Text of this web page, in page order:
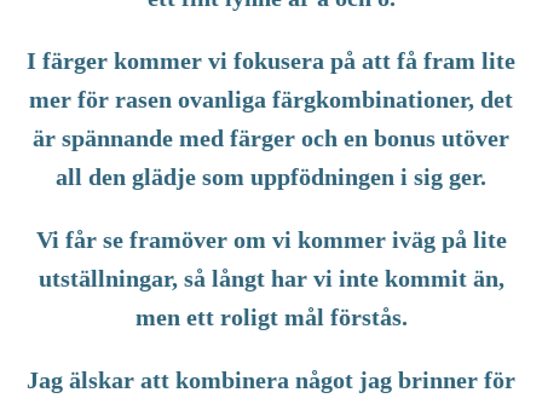
I färger kommer vi fokusera på att få fram lite
mer för rasen ovanliga färgkombinationer, det
är spännande med färger och en bonus utöver
all den glädje som uppfödningen i sig ger.
Vi får se framöver om vi kommer iväg på lite
utställningar, så långt har vi inte kommit än,
men ett roligt mål förstås.
Jag älskar att kombinera något jag brinner för